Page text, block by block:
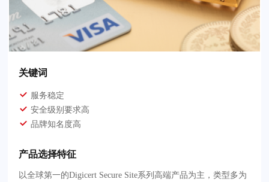
关键词
服务稳定
安全级别要求高
品牌知名度高
产品选择特征
以全球第一的Digicert Secure Site系列高端产品为主，类型多为